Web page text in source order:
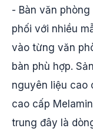
- Bàn văn
phối với nhiều
vào từng văn
bàn phù hợp.
nguyên liệu cao
cao cấp
trung đây là